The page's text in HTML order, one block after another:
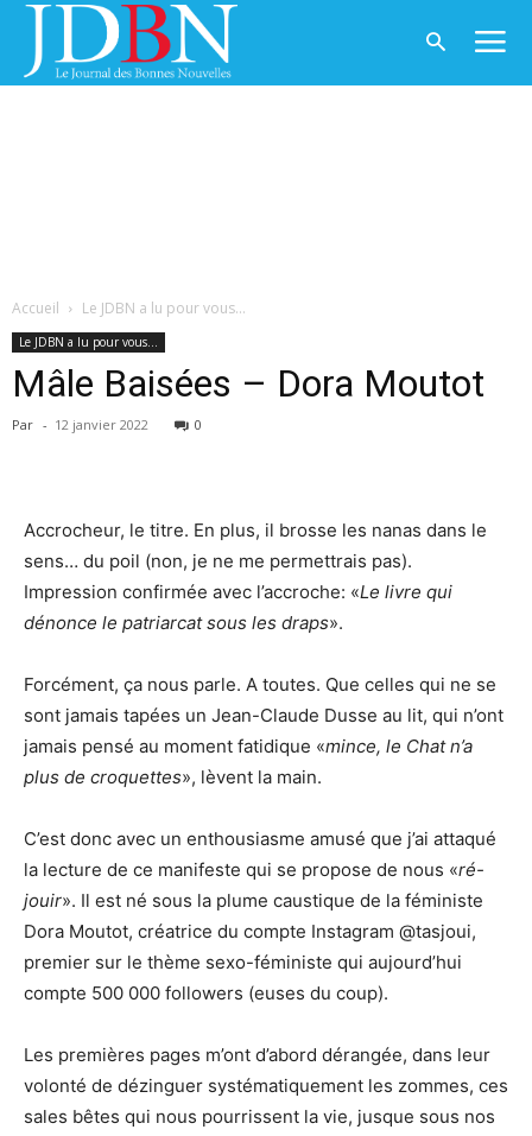
Accueil Le JDBN a lu pour vous...
Le JDBN a lu pour vous...
Mâle Baisées – Dora Moutot
Par - 12 janvier 2022 0
Accrocheur, le titre. En plus, il brosse les nanas dans le
sens… du poil (non, je ne me permettrais pas).
Impression confirmée avec l’accroche: «Le livre qui
dénonce le patriarcat sous les draps».
Forcément, ça nous parle. A toutes. Que celles qui ne se
sont jamais tapées un Jean-Claude Dusse au lit, qui n’ont
jamais pensé au moment fatidique «mince, le Chat n’a
plus de croquettes», lèvent la main.
C’est donc avec un enthousiasme amusé que j’ai attaqué
la lecture de ce manifeste qui se propose de nous «ré-
jouir». Il est né sous la plume caustique de la féministe
Dora Moutot, créatrice du compte Instagram @tasjoui,
premier sur le thème sexo-féministe qui aujourd’hui
compte 500 000 followers (euses du coup).
Les premières pages m’ont d’abord dérangée, dans leur
volonté de dézinguer systématiquement les zommes, ces
sales bêtes qui nous pourrissent la vie, jusque sous nos